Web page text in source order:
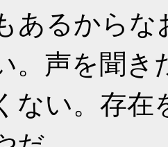
あるからな
。声を聞き
ない。存在